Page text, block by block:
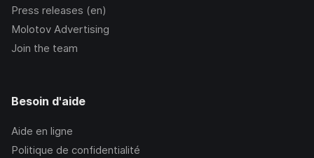
Press releases (en)
Molotov Advertising
Join the team
Besoin d'aide
Aide en ligne
Politique de confidentialité